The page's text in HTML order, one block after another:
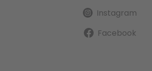
Instagram
Facebook